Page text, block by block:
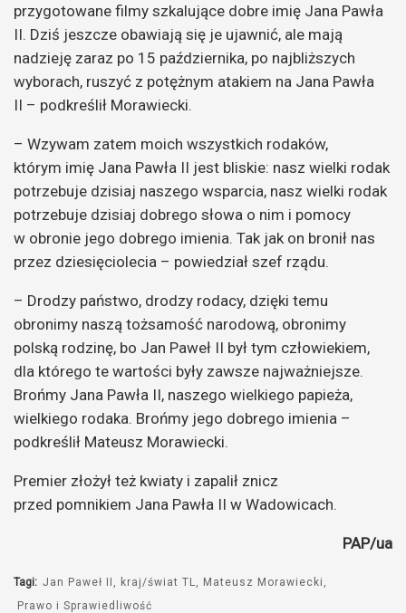
przygotowane filmy szkalujące dobre imię Jana Pawła
II. Dziś jeszcze obawiają się je ujawnić, ale mają
nadzieję zaraz po 15 października, po najbliższych
wyborach, ruszyć z potężnym atakiem na Jana Pawła
II – podkreślił Morawiecki.
– Wzywam zatem moich wszystkich rodaków,
którym imię Jana Pawła II jest bliskie: nasz wielki rodak
potrzebuje dzisiaj naszego wsparcia, nasz wielki rodak
potrzebuje dzisiaj dobrego słowa o nim i pomocy
w obronie jego dobrego imienia. Tak jak on bronił nas
przez dziesięciolecia – powiedział szef rządu.
– Drodzy państwo, drodzy rodacy, dzięki temu
obronimy naszą tożsamość narodową, obronimy
polską rodzinę, bo Jan Paweł II był tym człowiekiem,
dla którego te wartości były zawsze najważniejsze.
Brońmy Jana Pawła II, naszego wielkiego papieża,
wielkiego rodaka. Brońmy jego dobrego imienia –
podkreślił Mateusz Morawiecki.
Premier złożył też kwiaty i zapalił znicz
przed pomnikiem Jana Pawła II w Wadowicach.
PAP/ua
Tagi: Jan Paweł II kraj/świat TL
Mateusz Morawiecki
Prawo i Sprawiedliwość